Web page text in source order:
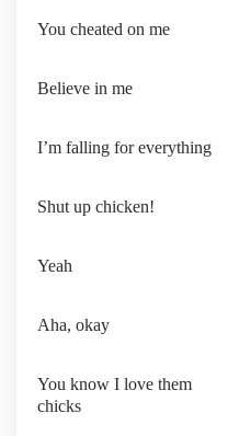
You cheated on me
Believe in me
I’m falling for everything
Shut up chicken!
Yeah
Aha, okay
You know I love them
chicks